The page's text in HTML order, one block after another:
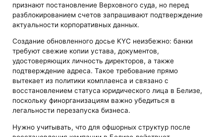
признают постановление Верховного суда, но перед
разблокированием счетов запрашивают подтверждение
актуальности корпоративных данных.
Создание обновленного досье KYC неизбежно: банки
требуют свежие копии устава, документов,
удостоверяющих личность директоров, а также
подтверждение адреса. Такое требование прямо
вытекает из политики комплаенса и связано с
восстановлением статуса юридического лица в Белизе,
поскольку финорганизациям важно убедиться в
легальности перезапуска бизнеса.
Нужно учитывать, что для офшорных структур после